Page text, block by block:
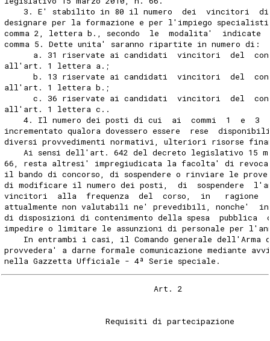
3. E' stabilito in 80 il numero  dei  vincitori
designare per la formazione e per l'impiego
comma 2, lettera b., secondo  le  modalita'
comma 5. Dette unita' saranno ripartite in numero di:
a. 31 riservate ai candidati  vincitori  del
all'art. 1 lettera a.;
b. 13 riservate ai candidati  vincitori  del
all'art. 1 lettera b.;
c. 36 riservate ai candidati  vincitori  del
all'art. 1 lettera c..
4. Il numero dei posti di cui  ai  commi  1  e  3
incrementato qualora dovessero essere  rese
diversi provvedimenti normativi, ulteriori risorse
Ai sensi dell'art. 642 del decreto legislativo 15
66, resta altresi' impregiudicata la facolta' di
il bando di concorso, di sospendere o rinviare le
di modificare il numero dei posti,  di  sospendere
vincitori  alla  frequenza  del  corso,  in   ragione
attualmente non valutabili ne' prevedibili, nonche'
di disposizioni di contenimento della spesa  pubblica
impedire o limitare le assunzioni di personale per
In entrambi i casi, il Comando generale dell'Arma
provvedera' a darne formale comunicazione mediante
nella Gazzetta Ufficiale - 4ª Serie speciale.
                               Art. 2
                     Requisiti di partecipazione